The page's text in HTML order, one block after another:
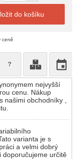
do košíku
ceně
?
nejvyšší
cenu. Nákup
obchodníky ,
varianta je s
a velmi dobrý
doporučujeme určitě